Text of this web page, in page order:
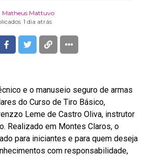
Matheus Mattuvo
1 dia atrás
e o manuseio seguro de armas
do Curso de Tiro Básico,
Leme de Castro Oliva, instrutor
Realizado em Montes Claros, o
para iniciantes e para quem deseja
com responsabilidade,